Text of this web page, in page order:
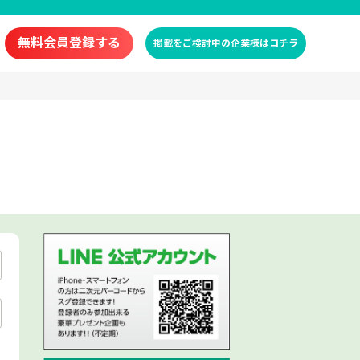
無料会員登録する 掲載をご検討中の企業様はコチラ